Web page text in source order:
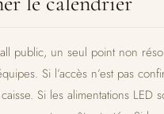
public, un seul point non
Si l’accès n’est pas
Si les alimentations LED